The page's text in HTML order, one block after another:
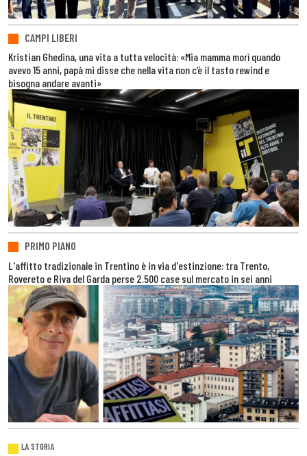
CAMPI LIBERI
Kristian Ghedina, una vita a tutta velocità: «Mia mamma morì quando
avevo 15 anni, papà mi disse che nella vita non c’è il tasto rewind e
bisogna andare avanti»
PRIMO PIANO
L'affitto tradizionale in Trentino è in via d'estinzione: tra Trento,
Rovereto e Riva del Garda perse 2.500 case sul mercato in sei anni
LA STORIA